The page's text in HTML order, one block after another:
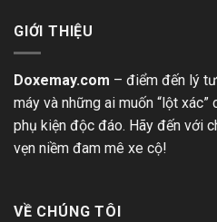
GIỚI THIỆU
Doxemay.com – điểm đến lý
máy và những ai muốn “lột
phụ kiện độc đáo. Hãy đến với
vẹn niềm đam mê xe cộ!
VỀ CHÚNG TÔI